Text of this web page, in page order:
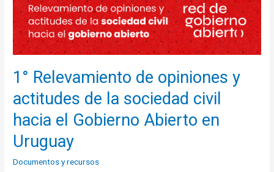
1° Relevamiento de opiniones y
actitudes de la sociedad civil
hacia el Gobierno Abierto en
Uruguay
Documentos y recursos
actitudes
de
la
civil
el
Gobierno
Abierto
Uruguay